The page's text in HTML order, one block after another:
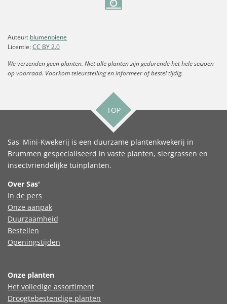
Auteur: blumenbiene
Licentie: CC BY 2.0
We verzenden geen planten. Niet alle planten zijn gedurende het hele seizoen
op voorraad. Voorkom teleurstelling en informeer of bestel tijdig.
TOP
Sas' Mini-Kwekerij is een duurzame plantenkwekerij in
Brummen gespecialiseerd in vaste planten, siergrassen en
insectvriendelijke tuinplanten.
Over Sas'
In de pers
Onze aanpak
Duurzaamheid
Bestellen
Openingstijden
Onze planten
Het volledige assortiment
Droogtebestendige planten